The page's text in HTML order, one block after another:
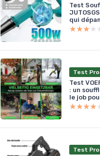
Test
qui
Test
Test
: un
le job
Test